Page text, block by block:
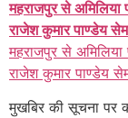
महराजपुर से
राजेश कुमार पाण्डेय
महराजपुर से
राजेश कुमार पाण्डेय
मुखबिर की सूचना पर